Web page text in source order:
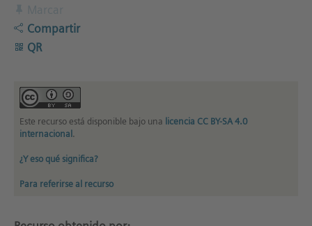
Compartir
QR
Este recurso está disponible bajo una licencia CC BY-SA 4.0
internacional .
¿Y eso qué significa?
Para referirse al recurso